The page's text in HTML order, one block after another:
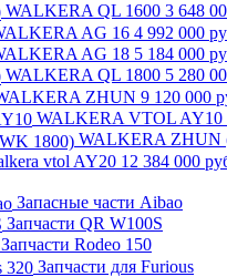
WALKERA QL 1600 3 648
AG 16 4 992 000
AG 18 5 184 000
WALKERA QL 1800 5 280
ZHUN 9 120 000
WALKERA VTOL AY10
WALKERA ZHUN
vtol AY20 12 384 000
Запасные части Aibao
Запчасти QR W100S
Запчасти Rodeo 150
Запчасти для Furious